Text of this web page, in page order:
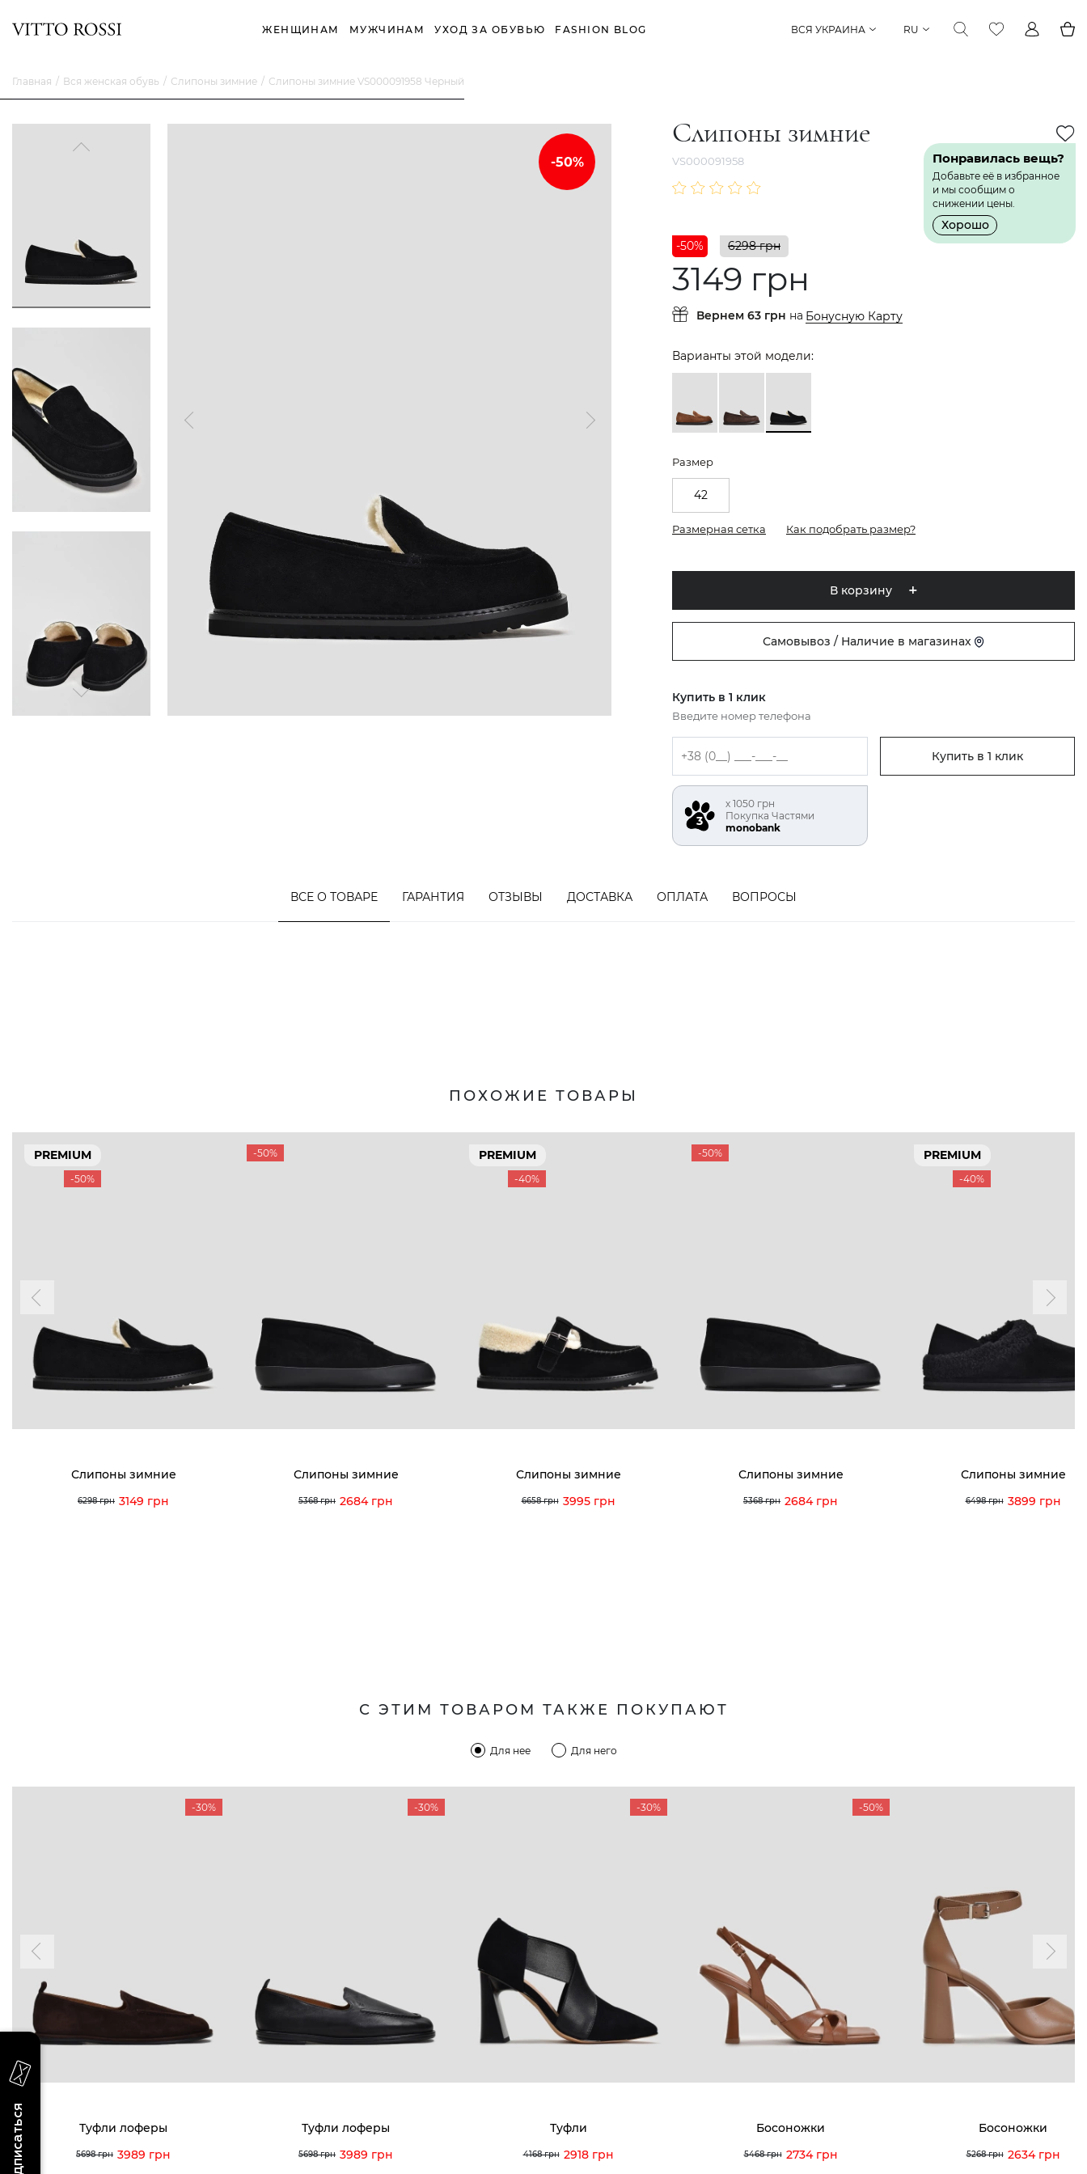
ЖЕНЩИНАМ МУЖЧИНАМ УХОД ЗА ОБУВЬЮ FASHION BLOG ВСЯ УКРАИНА RU
Главная Вся женская обувь Слипоны зимние Слипоны зимние VS000091958 Черный
Слипоны зимние
VS000091958 Понравилась вещь?
Добавьте её в избранное
и мы сообщим о
снижении цены.
Хорошо
-50%
6298 грн
3149 грн
Вернем 63 грн на Бонусную Карту
Варианты этой модели:
Размер
42
Размерная сетка Как подобрать размер?
В корзину
Самовывоз / Наличие в магазинах
Купить в 1 клик
Введите номер телефона
Купить в 1 клик
х 1050 грн
Покупка Частями
monobank
ВСЕ О ТОВАРЕ ГАРАНТИЯ ОТЗЫВЫ ДОСТАВКА ОПЛАТА ВОПРОСЫ
ПОХОЖИЕ ТОВАРЫ
PREMIUM
-50%
Слипоны зимние
6298 грн 3149 грн
-50%
Слипоны зимние
5368 грн 2684 грн
PREMIUM
-40%
Слипоны зимние
6658 грн 3995 грн
-50%
Слипоны зимние
5368 грн 2684 грн
PREMIUM
-40%
Слипоны зимние
6498 грн 3899 грн
С ЭТИМ ТОВАРОМ ТАКЖЕ ПОКУПАЮТ
Для нее Для него
-30%
Туфли лоферы
5698 грн 3989 грн
-30%
Туфли лоферы
5698 грн 3989 грн
-30%
Туфли
4168 грн 2918 грн
-50%
Босоножки
5468 грн 2734 грн
Босоножки
5268 грн 2634 грн
акциях и событиях
0 (973) 89-43-98
О компании
Мы гордимся
Вакансии и Работа
Наши магазины
Программа лояльности
Доставка и оплата
Гарантия и возврат
Личный кабинет
Мои заказы
Мои просмотры
Подписаться